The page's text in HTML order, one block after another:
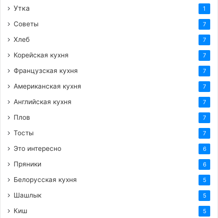
вялятся при низкой температуре, тем
Экспериментируйте со специями:
Добавьте в
масло сушеный чили для пикантности, паприку
для цвета или копченую паприку для дымного
аромата.
Используйте масло повторно:
После того, как
ароматное масло! Оно пропитано вкусом
помидоров, трав и чеснока и станет отличной
заправкой для салатов или основой для соусов.
кажутся вам слишком сухими, можно слегка
сбрызнуть их водой перед укладкой в банки.
Утка 1
Советы 7
Хлеб 7
Корейская кухня 7
Французская кухня 7
Американская кухня 7
Английская кухня 7
Плов 7
Тосты 7
Это интересно 6
Пряники 6
Белорусская кухня 5
Шашлык 5
Киш 5